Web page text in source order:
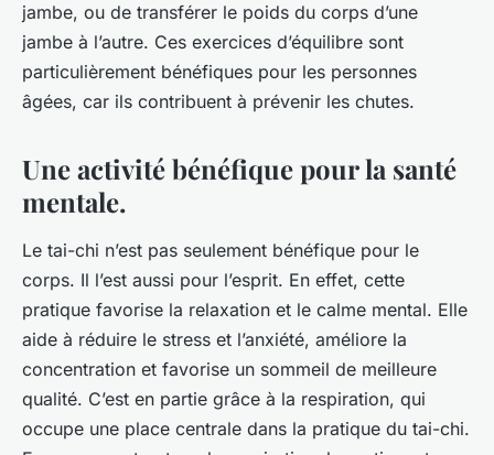
jambe, ou de transférer le poids du corps d’une
jambe à l’autre. Ces exercices d’équilibre sont
particulièrement bénéfiques pour les personnes
âgées, car ils contribuent à prévenir les chutes.
Une activité bénéfique pour la santé
mentale.
Le tai-chi n’est pas seulement bénéfique pour le
corps. Il l’est aussi pour l’esprit. En effet, cette
pratique favorise la relaxation et le calme mental. Elle
aide à réduire le stress et l’anxiété, améliore la
concentration et favorise un sommeil de meilleure
qualité. C’est en partie grâce à la respiration, qui
occupe une place centrale dans la pratique du tai-chi.